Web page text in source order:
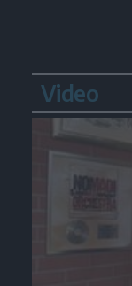
Video